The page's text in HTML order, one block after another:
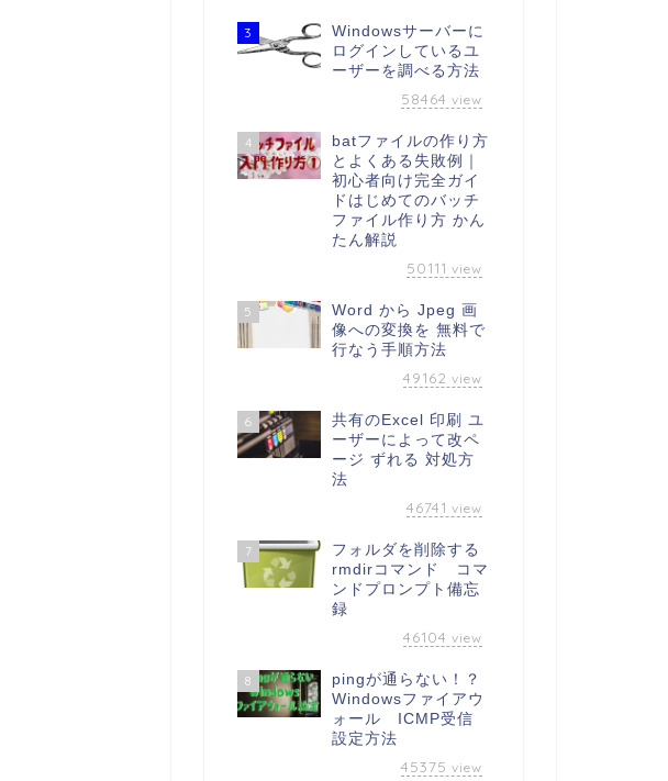
3
Windowsサーバーに
ログインしているユ
ーザーを調べる方法
58464 view
4
batファイルの作り方
とよくある失敗例｜
初心者向け完全ガイ
ドはじめてのバッチ
ファイル作り方 かん
たん解説
50111 view
5
Word から Jpeg 画
像への変換を 無料で
行なう手順方法
49162 view
6
共有のExcel 印刷 ユ
ーザーによって改ペ
ージ ずれる 対処方
法
46741 view
7
フォルダを削除する
rmdirコマンド コマ
ンドプロンプト備忘
録
46104 view
8
pingが通らない！？
Windowsファイアウ
ォール ICMP受信
設定方法
45375 view